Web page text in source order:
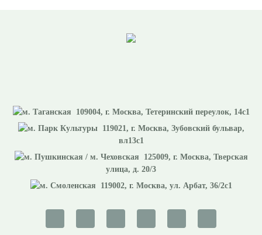
109004, г. Москва, Тетеринский переулок, 14с1
119021, г. Москва, Зубовский бульвар,
вл13с1
125009, г. Москва, Тверская
улица, д. 20/3
119002, г. Москва, ул. Арбат, 36/2с1